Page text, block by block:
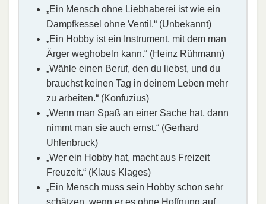
„Ein Mensch ohne Liebhaberei ist wie ein
Dampfkessel ohne Ventil.“ (Unbekannt)
„Ein Hobby ist ein Instrument, mit dem man
Ärger weghobeln kann.“ (Heinz Rühmann)
„Wähle einen Beruf, den du liebst, und du
brauchst keinen Tag in deinem Leben mehr
zu arbeiten.“ (Konfuzius)
„Wenn man Spaß an einer Sache hat, dann
nimmt man sie auch ernst.“ (Gerhard
Uhlenbruck)
„Wer ein Hobby hat, macht aus Freizeit
Freuzeit.“ (Klaus Klages)
„Ein Mensch muss sein Hobby schon sehr